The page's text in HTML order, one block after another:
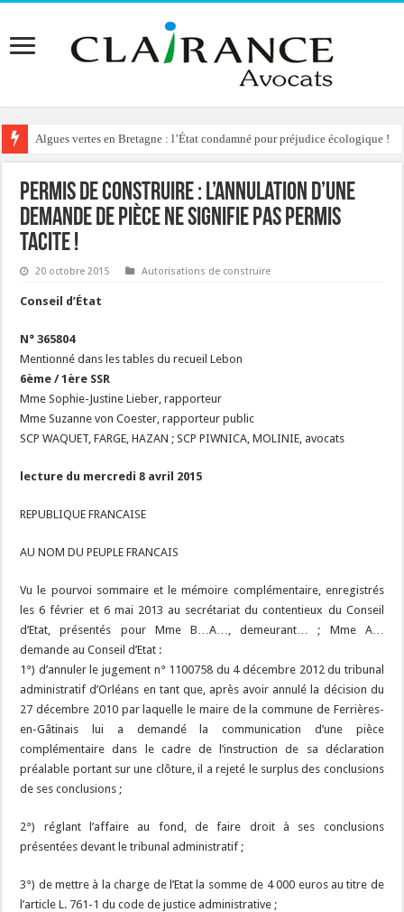
Algues vertes en Bretagne : l’État condamné pour préjudice écologique !
Permis de construire : l’annulation d’une
demande de pièce ne signifie pas permis
tacite !
20 octobre 2015 Autorisations de construire
Conseil d’État
N° 365804
Mentionné dans les tables du recueil Lebon
6ème / 1ère SSR
Mme Sophie-Justine Lieber, rapporteur
Mme Suzanne von Coester, rapporteur public
SCP WAQUET, FARGE, HAZAN ; SCP PIWNICA, MOLINIE, avocats
lecture du mercredi 8 avril 2015
REPUBLIQUE FRANCAISE
AU NOM DU PEUPLE FRANCAIS
Vu le pourvoi sommaire et le mémoire complémentaire, enregistrés
les 6 février et 6 mai 2013 au secrétariat du contentieux du Conseil
d’Etat, présentés pour Mme B…A…, demeurant… ; Mme A…
demande au Conseil d’Etat :
1°) d’annuler le jugement n° 1100758 du 4 décembre 2012 du tribunal
administratif d’Orléans en tant que, après avoir annulé la décision du
27 décembre 2010 par laquelle le maire de la commune de Ferrières-
en-Gâtinais lui a demandé la communication d’une pièce
complémentaire dans le cadre de l’instruction de sa déclaration
préalable portant sur une clôture, il a rejeté le surplus des conclusions
de ses conclusions ;
2°) réglant l’affaire au fond, de faire droit à ses conclusions
présentées devant le tribunal administratif ;
3°) de mettre à la charge de l’Etat la somme de 4 000 euros au titre de
l’article L. 761-1 du code de justice administrative ;